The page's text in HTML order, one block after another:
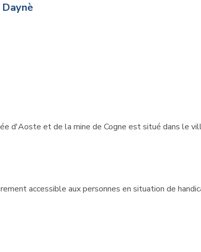
d'Aoste et de la mine de Cogne est situé dans le
accessible aux personnes en situation de